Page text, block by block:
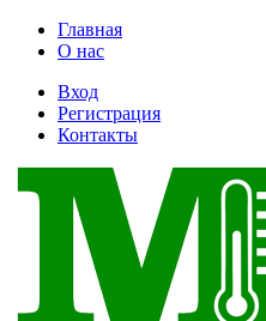
Главная
О нас
Вход
Регистрация
Контакты